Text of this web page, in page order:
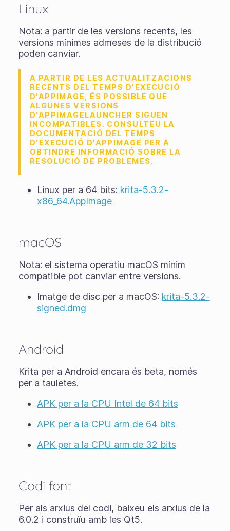
Linux
Nota: a partir de les versions recents, les
versions mínimes admeses de la distribució
poden canviar.
A PARTIR DE LES ACTUALITZACIONS
RECENTS DEL TEMPS D'EXECUCIÓ
D'APPIMAGE, ÉS POSSIBLE QUE
ALGUNES VERSIONS
D'APPIMAGELAUNCHER SIGUEN
INCOMPATIBLES. CONSULTEU LA
DOCUMENTACIÓ DEL TEMPS
D'EXECUCIÓ D'APPIMAGE PER A
OBTINDRE INFORMACIÓ SOBRE LA
RESOLUCIÓ DE PROBLEMES.
Linux per a 64 bits: krita-5.3.2-
x86_64.AppImage
macOS
Nota: el sistema operatiu macOS mínim
compatible pot canviar entre versions.
Imatge de disc per a macOS: krita-5.3.2-
signed.dmg
Android
Krita per a Android encara és beta, només
per a tauletes.
APK per a la CPU Intel de 64 bits
APK per a la CPU arm de 64 bits
APK per a la CPU arm de 32 bits
Codi font
Per als arxius del codi, baixeu els arxius de la
6.0.2 i construïu amb les Qt5.